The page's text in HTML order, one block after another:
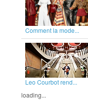
Comment la mode...
Leo Courbot rend...
loading...